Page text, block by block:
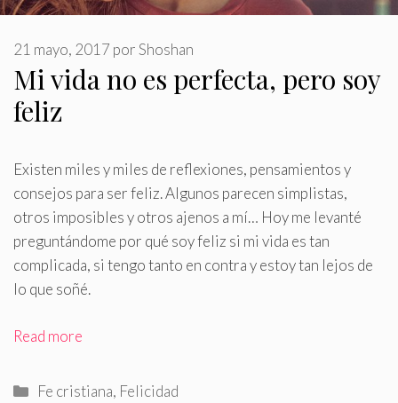
Mi vida no es perfecta, pero soy
feliz
21 mayo, 2017 porShoshan
Existen miles y miles de reflexiones, pensamientos y
consejos para ser feliz.Algunos parecen simplistas,
otros imposibles y otros ajenos a mí… Hoy me levanté
preguntándome por qué soy feliz si mi vida es tan
complicada, si tengo tanto en contra y estoy tan lejos de
lo que soñé.
Read more
Categorías
Fe cristiana, Felicidad